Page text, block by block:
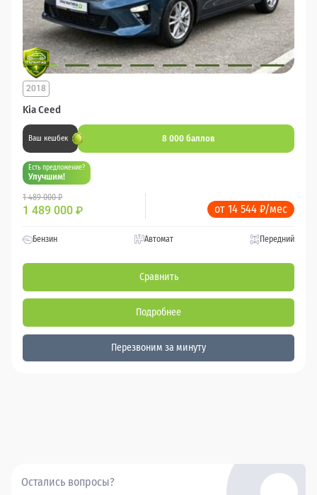
Kia Ceed
2018
Ваш кешбек 8 000 баллов
Есть предложение?
Улучшим!
1 489 000 ₽
1 489 000 ₽ от 14 544 ₽/мес
Бензин Автомат Передний
Сравнить
Подробнее
Перезвоним за минуту
Остались вопросы?